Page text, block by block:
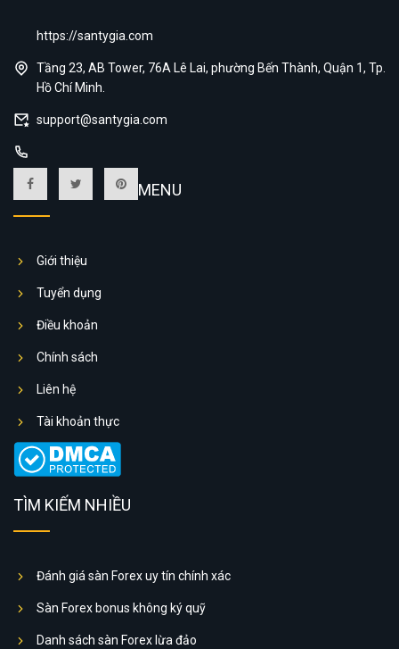
https://santygia.com
Tầng 23, AB Tower, 76A Lê Lai, phường Bến Thành, Quận 1, Tp.
Hồ Chí Minh.
support@santygia.com
MENU
Giới thiệu
Tuyển dụng
Điều khoản
Chính sách
Liên hệ
Tài khoản thực
TÌM KIẾM NHIỀU
Đánh giá sàn Forex uy tín chính xác
Sàn Forex bonus không ký quỹ
Danh sách sàn Forex lừa đảo